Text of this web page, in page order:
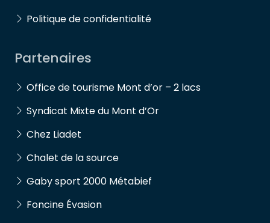
Politique de confidentialité
Partenaires
Office de tourisme Mont d’or – 2 lacs
Syndicat Mixte du Mont d’Or
Chez Liadet
Chalet de la source
Gaby sport 2000 Métabief
Foncine Évasion